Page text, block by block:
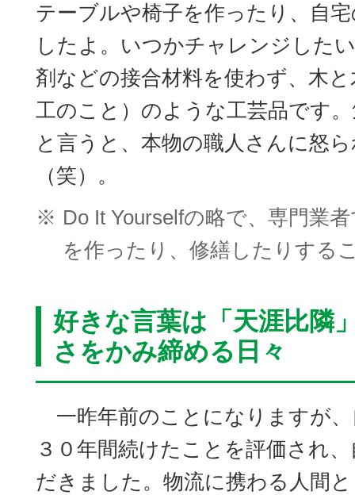
テーブルや椅子を作ったり、自
したよ。いつかチャレンジした
剤などの接合材料を使わず、木
工のこと）のような工芸品です
と言うと、本物の職人さんに怒
（笑）。
※ Do It Yourselfの略で、専門業
を作ったり、修繕したりする
好きな言葉は「天涯比隣
さをかみ締める日々
一昨年前のことになりますが
３０年間続けたことを評価され
だきました。物流に携わる人間